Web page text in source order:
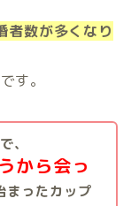
者数が多くなり
す。
、
から会っ
まったカップ